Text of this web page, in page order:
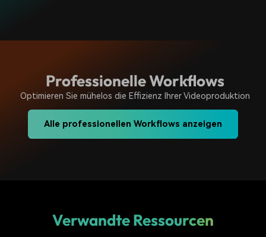
Professionelle Workflows
Optimieren Sie mühelos die Effizienz Ihrer Videoproduktion
Alle professionellen Workflows anzeigen
Verwandte Ressourcen